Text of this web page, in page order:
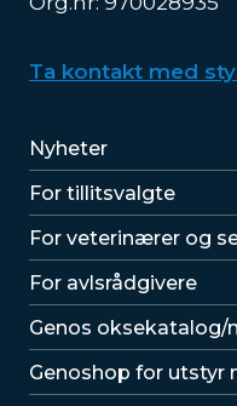
Ta kontakt med
Lenker
Nyheter
For tillitsvalgte
For veterinærer og
For avlsrådgivere
Lenker
Genos
Genoshop for utstyr